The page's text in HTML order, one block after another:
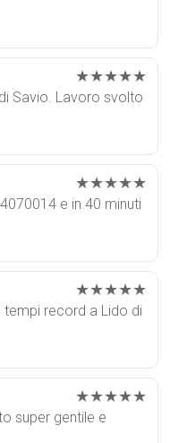
★★★★★
Savio. Lavoro svolto
★★★★★
e in 40 minuti
★★★★★
tempi record a Lido di
★★★★★
super gentile e